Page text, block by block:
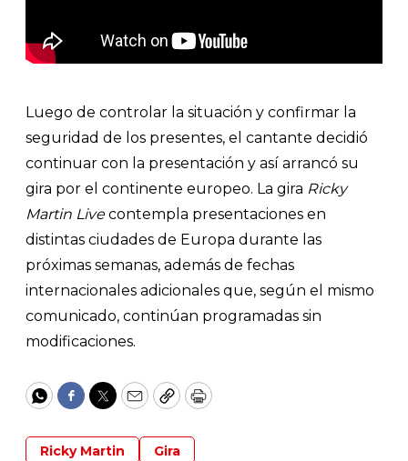
Luego de controlar la situación y confirmar la
seguridad de los presentes, el cantante decidió
continuar con la presentación y así arrancó su
gira por el continente europeo. La gira Ricky
Martin Livecontempla presentaciones en
distintas ciudades de Europa durante las
próximas semanas, además de fechas
internacionales adicionales que, según el mismo
comunicado, continúan programadas sin
modificaciones.
WhatsApp
Facebook
Twitter
EmailCopyPrint
Ricky Martin Gira